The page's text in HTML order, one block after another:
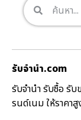
รับจํานํา.com
รับจำนำ รับซื้อ รั
รนด์เนม ให้ราคา